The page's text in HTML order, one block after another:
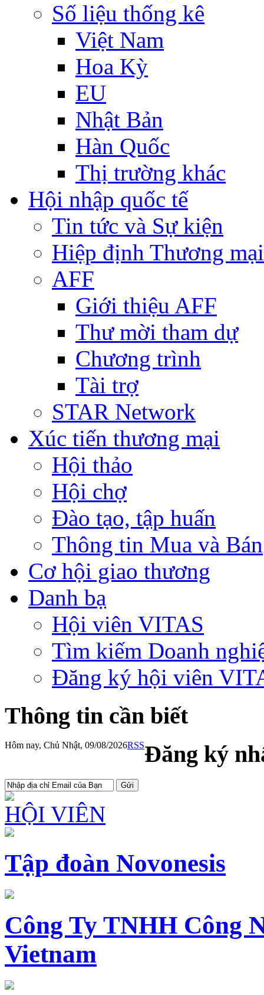
Số liệu thống kê
Việt Nam
Hoa Kỳ
EU
Nhật Bản
Hàn Quốc
Thị trường khác
Hội nhập quốc tế
Tin tức và Sự kiện
Hiệp định Thương
AFF
Giới thiệu AFF
Thư mời tham dự
Chương trình
Tài trợ
STAR Network
Xúc tiến thương mại
Hội thảo
Hội chợ
Đào tạo, tập huấn
Thông tin Mua và Bán
Cơ hội giao thương
Danh bạ
Hội viên VITAS
Tìm kiếm Doanh
Đăng ký hội viên
Thông tin cần biết
Hôm nay, Chủ Nhật, 09/08/2026RSSĐăng ký
HỘI VIÊN
Tập đoàn Novonesis
Công Ty TNHH Công
Vietnam